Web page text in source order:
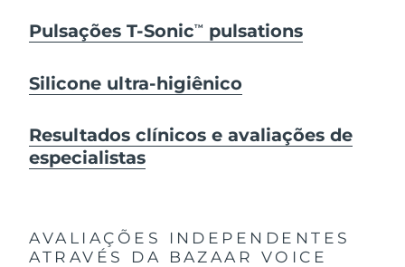
Pulsações T-SonicTM pulsations
Silicone ultra-higiênico
Resultados clínicos e avaliações de
especialistas
AVALIAÇÕES INDEPENDENTES
ATRAVÉS DA BAZAAR VOICE